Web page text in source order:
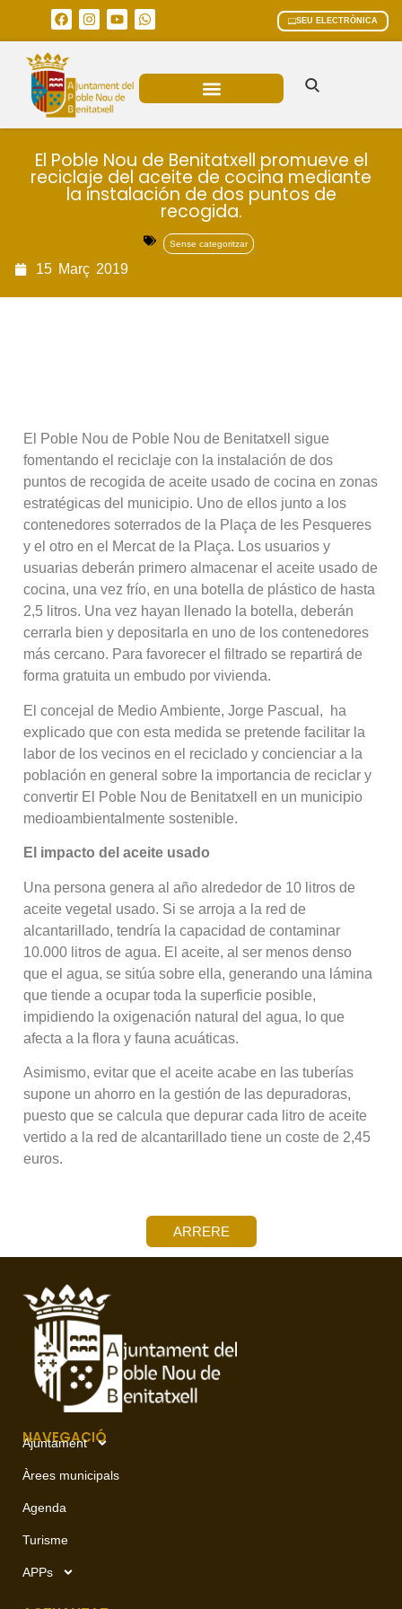
SEU ELECTRÒNICA
El Poble Nou de Benitatxell promueve el
reciclaje del aceite de cocina mediante
la instalación de dos puntos de
recogida.
Sense categoritzar
15 Març 2019
El Poble Nou de Poble Nou de Benitatxell sigue
fomentando el reciclaje con la instalación de dos
puntos de recogida de aceite usado de cocina en zonas
estratégicas del municipio. Uno de ellos junto a los
contenedores soterrados de la Plaça de les Pesqueres
y el otro en el Mercat de la Plaça. Los usuarios y
usuarias deberán primero almacenar el aceite usado de
cocina, una vez frío, en una botella de plástico de hasta
2,5 litros. Una vez hayan llenado la botella, deberán
cerrarla bien y depositarla en uno de los contenedores
más cercano. Para favorecer el filtrado se repartirá de
forma gratuita un embudo por vivienda.
El concejal de Medio Ambiente, Jorge Pascual, ha
explicado que con esta medida se pretende facilitar la
labor de los vecinos en el reciclado y concienciar a la
población en general sobre la importancia de reciclar y
convertir El Poble Nou de Benitatxell en un municipio
medioambientalmente sostenible.
El impacto del aceite usado
Una persona genera al año alrededor de 10 litros de
aceite vegetal usado. Si se arroja a la red de
alcantarillado, tendría la capacidad de contaminar
10.000 litros de agua. El aceite, al ser menos denso
que el agua, se sitúa sobre ella, generando una lámina
que tiende a ocupar toda la superficie posible,
impidiendo la oxigenación natural del agua, lo que
afecta a la flora y fauna acuáticas.
Asimismo, evitar que el aceite acabe en las tuberías
supone un ahorro en la gestión de las depuradoras,
puesto que se calcula que depurar cada litro de aceite
vertido a la red de alcantarillado tiene un coste de 2,45
euros.
ARRERE
NAVEGACIÓ
Ajuntament
Àrees municipals
Agenda
Turisme
APPs